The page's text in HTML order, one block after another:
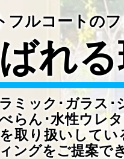
フルコートの
れ
ミック･ガラス･
らん･水性ウレ
取り扱いして
ングをご提案で